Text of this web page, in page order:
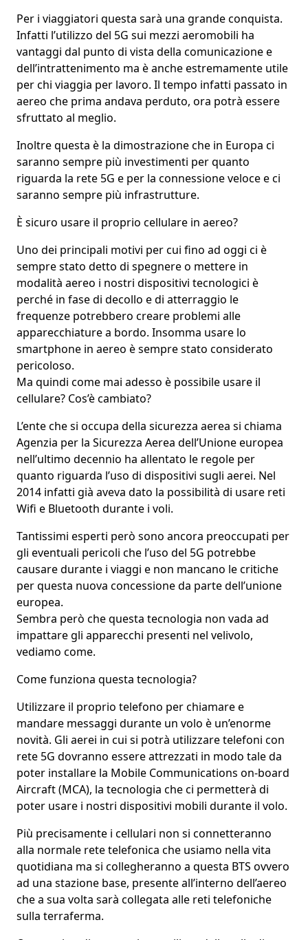
Per i viaggiatori questa sarà una grande conquista.
Infatti l’utilizzo del 5G sui mezzi aeromobili ha
vantaggi dal punto di vista della comunicazione e
dell’intrattenimento ma è anche estremamente utile
per chi viaggia per lavoro. Il tempo infatti passato in
aereo che prima andava perduto, ora potrà essere
sfruttato al meglio.
Inoltre questa è la dimostrazione che in Europa ci
saranno sempre più investimenti per quanto
riguarda la rete 5G e per la connessione veloce e ci
saranno sempre più infrastrutture.
È sicuro usare il proprio cellulare in aereo?
Uno dei principali motivi per cui fino ad oggi ci è
sempre stato detto di spegnere o mettere in
modalità aereo i nostri dispositivi tecnologici è
perché in fase di decollo e di atterraggio le
frequenze potrebbero creare problemi alle
apparecchiature a bordo. Insomma usare lo
smartphone in aereo è sempre stato considerato
pericoloso.
Ma quindi come mai adesso è possibile usare il
cellulare? Cos’è cambiato?
L’ente che si occupa della sicurezza aerea si chiama
Agenzia per la Sicurezza Aerea dell’Unione europea
nell’ultimo decennio ha allentato le regole per
quanto riguarda l’uso di dispositivi sugli aerei. Nel
2014 infatti già aveva dato la possibilità di usare reti
Wifi e Bluetooth durante i voli.
Tantissimi esperti però sono ancora preoccupati per
gli eventuali pericoli che l’uso del 5G potrebbe
causare durante i viaggi e non mancano le critiche
per questa nuova concessione da parte dell’unione
europea.
Sembra però che questa tecnologia non vada ad
impattare gli apparecchi presenti nel velivolo,
vediamo come.
Come funziona questa tecnologia?
Utilizzare il proprio telefono per chiamare e
mandare messaggi durante un volo è un’enorme
novità. Gli aerei in cui si potrà utilizzare telefoni con
rete 5G dovranno essere attrezzati in modo tale da
poter installare la Mobile Communications on-board
Aircraft (MCA), la tecnologia che ci permetterà di
poter usare i nostri dispositivi mobili durante il volo.
Più precisamente i cellulari non si connetteranno
alla normale rete telefonica che usiamo nella vita
quotidiana ma si collegheranno a questa BTS ovvero
ad una stazione base, presente all’interno dell’aereo
chea sua volta sarà collegata alle reti telefoniche
sulla terraferma.